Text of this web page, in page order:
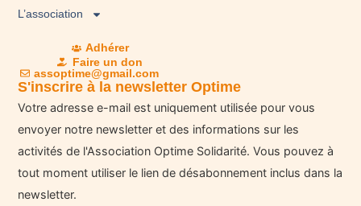
L’association
Adhérer
Faire un don
assoptime@gmail.com
S'inscrire à la newsletter Optime
Votre adresse e-mail est uniquement utilisée pour vous
envoyer notre newsletter et des informations sur les
activités de l'Association Optime Solidarité. Vous pouvez à
tout moment utiliser le lien de désabonnement inclus dans la
newsletter.